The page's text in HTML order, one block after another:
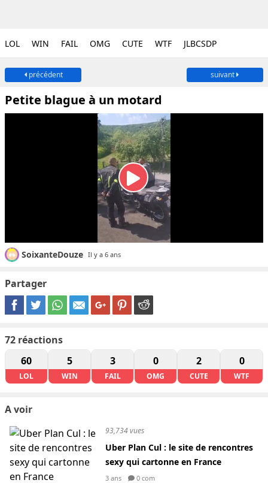
LOL WIN FAIL OMG CUTE WTF JLBCSDP
précédent suivant
Petite blague à un motard
SoixanteDouze Il y a 6 ans
Partager
72 réactions
60
LOL
5
WIN
3
FAIL
0
OMG
2
CUTE
0
WTF
A voir
93,734 vues
Uber Plan Cul : le site de rencontres
sexy qui cartonne en France
3 ans 0 com